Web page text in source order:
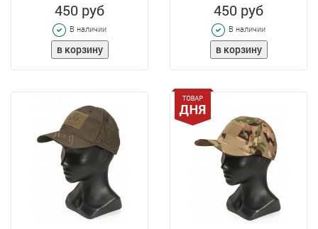
450 руб
В наличии
450 руб
В наличии